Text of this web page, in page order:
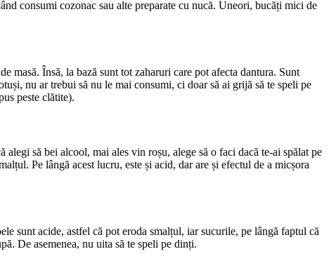
consumi cozonac sau alte preparate cu nucă. Uneori, bucăți mici de
masă. Însă, la bază sunt tot zaharuri care pot afecta dantura. Sunt
nu ar trebui să nu le mai consumi, ci doar să ai grijă să te speli pe
peste clătite).
să bei alcool, mai ales vin roșu, alege să o faci dacă te-ai spălat pe
Pe lângă acest lucru, este și acid, dar are și efectul de a micșora
sunt acide, astfel că pot eroda smalțul, iar sucurile, pe lângă faptul că
De asemenea, nu uita să te speli pe dinți.